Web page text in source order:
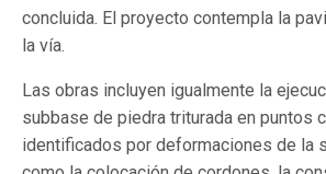
concluida. El proyecto contempla la
la vía.
Las obras incluyen igualmente la
subbase de piedra triturada en puntos
identificados por deformaciones de la